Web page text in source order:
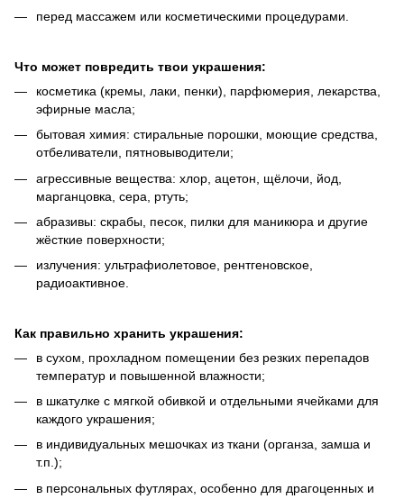
перед массажем или косметическими процедурами.
Что может повредить твои украшения:
косметика (кремы, лаки, пенки), парфюмерия, лекарства,
эфирные масла;
бытовая химия: стиральные порошки, моющие средства,
отбеливатели, пятновыводители;
агрессивные вещества: хлор, ацетон, щёлочи, йод,
марганцовка, сера, ртуть;
абразивы: скрабы, песок, пилки для маникюра и другие
жёсткие поверхности;
излучения: ультрафиолетовое, рентгеновское,
радиоактивное.
Как правильно хранить украшения:
в сухом, прохладном помещении без резких перепадов
температур и повышенной влажности;
в шкатулке с мягкой обивкой и отдельными ячейками для
каждого украшения;
в индивидуальных мешочках из ткани (органза, замша и
т.п.);
в персональных футлярах, особенно для драгоценных и